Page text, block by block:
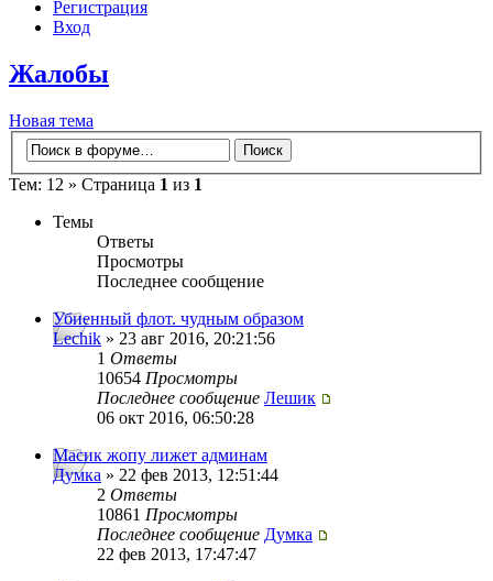
Регистрация
Вход
Жалобы
Новая тема
Тем: 12 » Страница 1 из 1
Темы
Ответы
Просмотры
Последнее сообщение
Убиенный флот. чудным образом
Lechik » 23 авг 2016, 20:21:56
1 Ответы
10654 Просмотры
Последнее сообщение Лешик
06 окт 2016, 06:50:28
Масик жопу лижет админам
Думка » 22 фев 2013, 12:51:44
2 Ответы
10861 Просмотры
Последнее сообщение Думка
22 фев 2013, 17:47:47